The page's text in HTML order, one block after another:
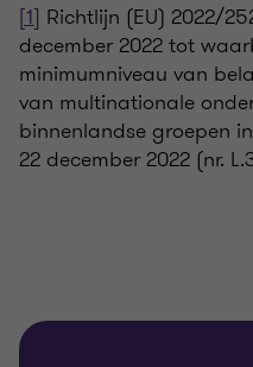
[1] Richtlijn (EU) 2022/
december 2022 tot
minimumniveau van
van multinationale
binnenlandse groepen
22 december 2022 (nr.